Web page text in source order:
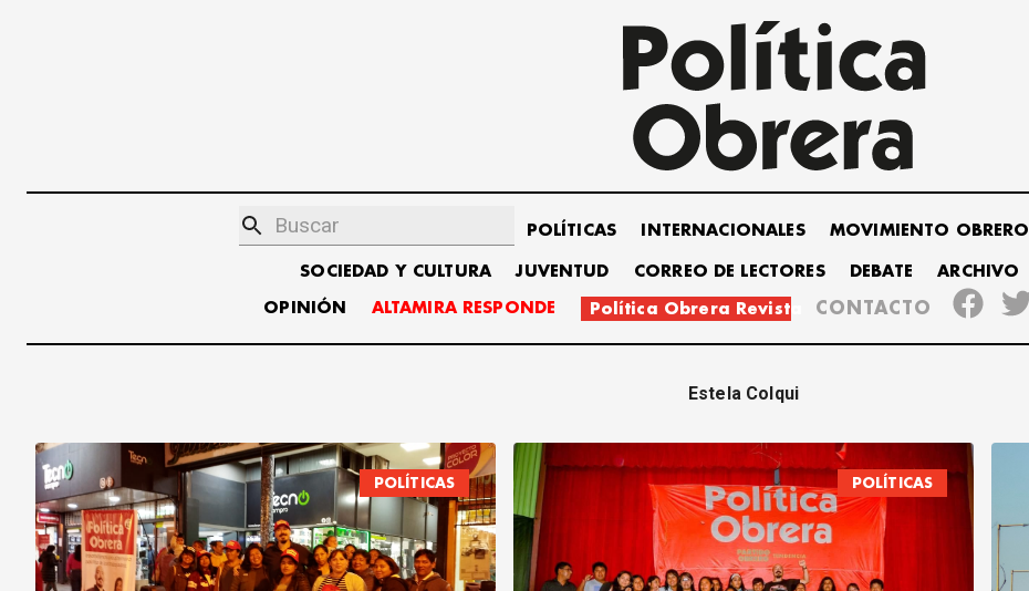
POLÍTICAS INTERNACIONALES MOVIMIENTO OBRERO
SOCIEDAD Y CULTURA JUVENTUD CORREO DE LECTORES DEBATE ARCHIVO
OPINIÓN ALTAMIRA RESPONDE Política Obrera Revista CONTACTO
Estela Colqui
POLÍTICAS POLÍTICAS